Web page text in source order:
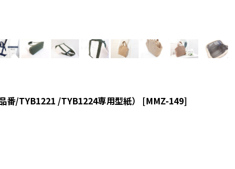
番/TYB1221 /TYB1224専用型紙） [MMZ-149]